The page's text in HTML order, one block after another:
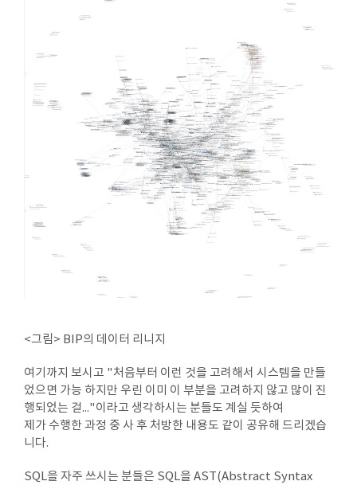
<그림> BIP의 데이터 리니지
여기까지 보시고 "처음부터 이런 것을 고려해서 시스템을 만들
었으면 가능 하지만 우린 이미 이 부분을 고려하지 않고 많이 진
행되었는 걸..."이라고 생각하시는 분들도 계실 듯하여
제가 수행한 과정 중 사 후 처방한 내용도 같이 공유해 드리겠습
니다.
SQL을 자주 쓰시는 분들은 SQL을 AST(Abstract Syntax